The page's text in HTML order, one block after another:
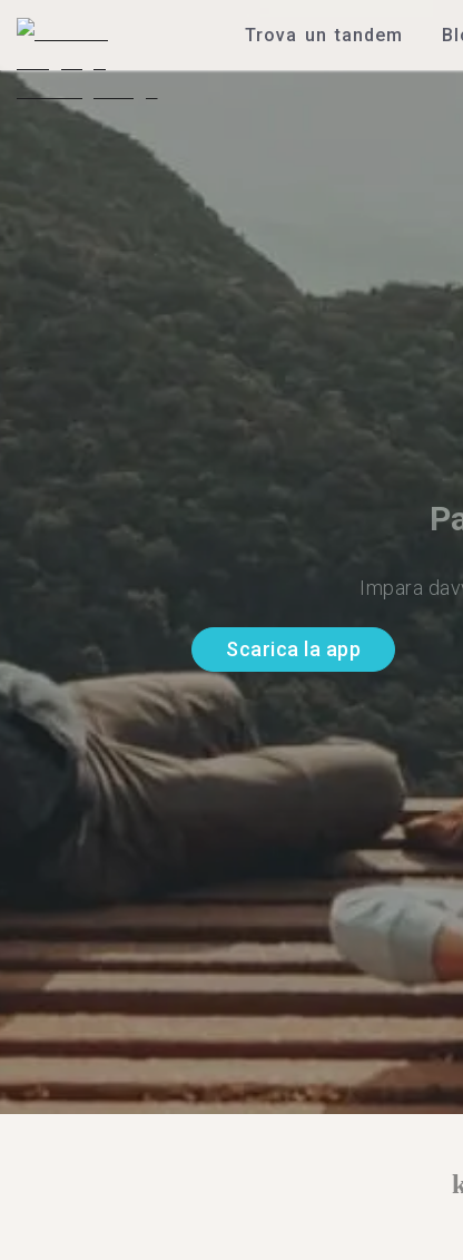
Trova un tandem
Impara
Scarica la app